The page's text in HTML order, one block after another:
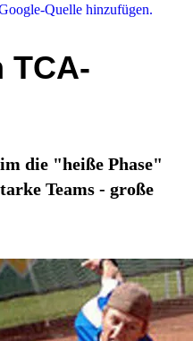
Quelle hinzufügen.
TCA-
die "heiße Phase"
Teams - große